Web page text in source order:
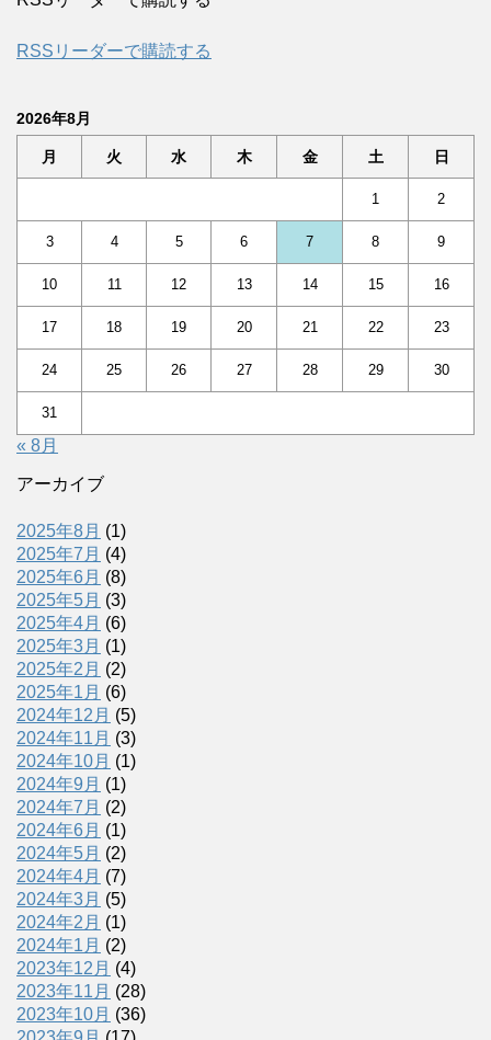
RSSリーダーで購読する
2026年8月
月 火 水 木 金 土 日
1 2
3 4 5 6 7 8 9
10 11 12 13 14 15 16
17 18 19 20 21 22 23
24 25 26 27 28 29 30
31
« 8月
アーカイブ
2025年8月 (1)
2025年7月 (4)
2025年6月 (8)
2025年5月 (3)
2025年4月 (6)
2025年3月 (1)
2025年2月 (2)
2025年1月 (6)
2024年12月 (5)
2024年11月 (3)
2024年10月 (1)
2024年9月 (1)
2024年7月 (2)
2024年6月 (1)
2024年5月 (2)
2024年4月 (7)
2024年3月 (5)
2024年2月 (1)
2024年1月 (2)
2023年12月 (4)
2023年11月 (28)
2023年10月 (36)